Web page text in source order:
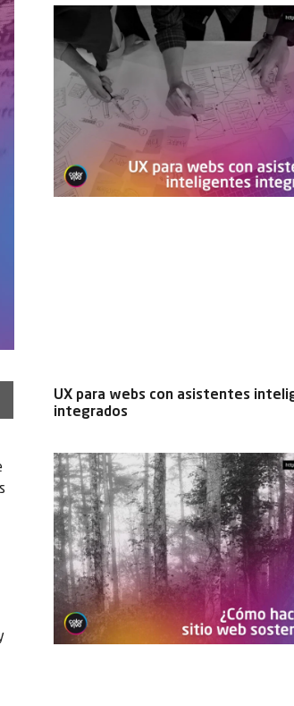
UX para webs con asistentes
integrados